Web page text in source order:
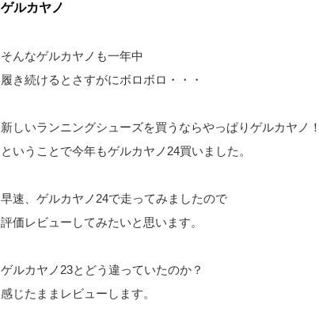
ゲルカヤノ
そんなゲルカヤノも一年中
履き続けるとさすがにボロボロ・・・
新しいランニングシューズを買うならやっぱりゲルカヤノ！
ということで今年もゲルカヤノ24買いました。
早速、ゲルカヤノ24で走ってみましたので
評価レビューしてみたいと思います。
ゲルカヤノ23とどう違っていたのか？
感じたままレビューします。